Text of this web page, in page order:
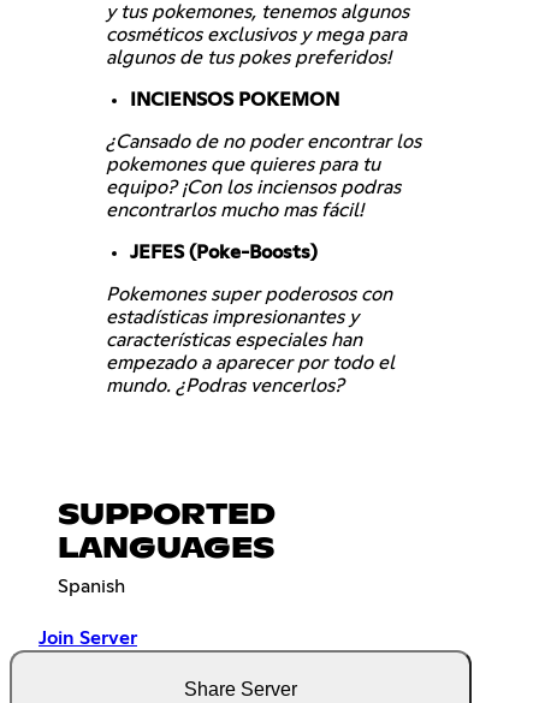
y tus pokemones, tenemos algunos
cosméticos exclusivos y mega para
algunos de tus pokes preferidos!
INCIENSOS POKEMON
¿Cansado de no poder encontrar los
pokemones que quieres para tu
equipo? ¡Con los inciensos podras
encontrarlos mucho mas fácil!
JEFES (Poke-Boosts)
Pokemones super poderosos con
estadísticas impresionantes y
características especiales han
empezado a aparecer por todo el
mundo. ¿Podras vencerlos?
SUPPORTED
LANGUAGES
Spanish
Join Server
Share Server